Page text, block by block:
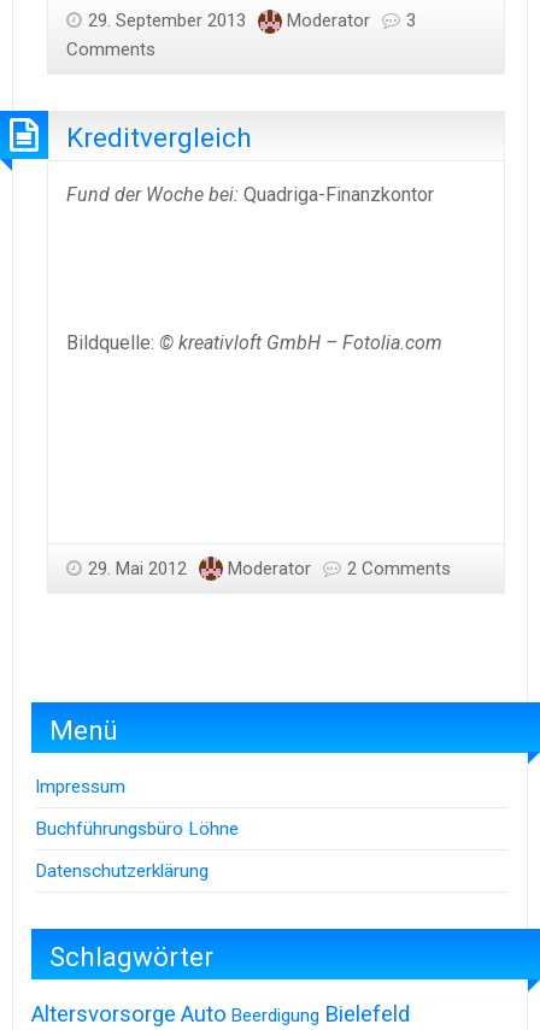
29. September 2013 Moderator
3
Comments
Kreditvergleich
Fund der Woche bei: Quadriga-Finanzkontor
Bildquelle: © kreativloft GmbH – Fotolia.com
29. Mai 2012 Moderator 2 Comments
Menü
Impressum
Buchführungsbüro Löhne
Datenschutzerklärung
Schlagwörter
Altersvorsorge Auto Beerdigung Bielefeld